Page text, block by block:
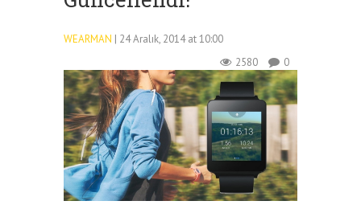
WEARMAN | 24 Aralık, 2014 at 10:00
2580
0